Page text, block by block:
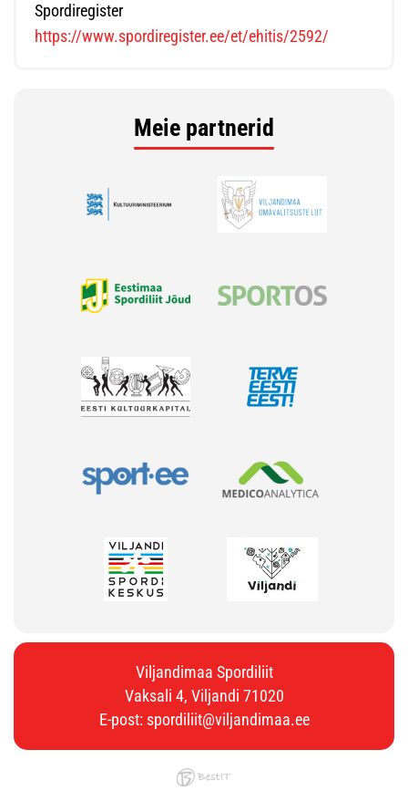
Spordiregister
https://www.spordiregister.ee/et/ehitis/2592/
Meie partnerid
Viljandimaa Spordiliit
Vaksali 4, Viljandi 71020
E-post: spordiliit@viljandimaa.ee